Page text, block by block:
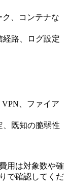
、コンテナな
経路、ログ設定
、ファイア
、既知の脆弱性
用は対象数や確
で確認してくだ